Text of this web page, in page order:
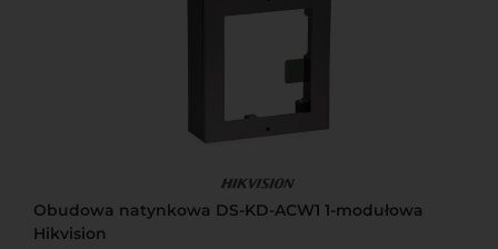
Obudowa natynkowa DS-KD-ACW1 1-modułowa
Hikvision